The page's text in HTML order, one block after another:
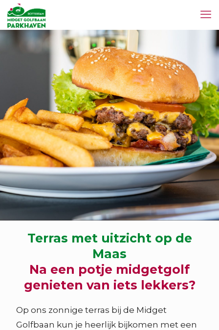
Terras met uitzicht op de
Maas
Na een potje midgetgolf
genieten van iets lekkers?
Op ons zonnige terras bij de Midget
Golfbaan kun je heerlijk bijkomen met een